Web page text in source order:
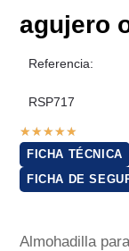
agujero
Referencia:
RSP717
★★★★★
FICHA TÉCNICA
FICHA DE
Almohadilla